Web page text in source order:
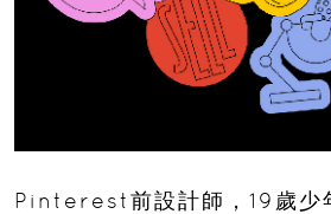
Pinterest前設計師，19歲少